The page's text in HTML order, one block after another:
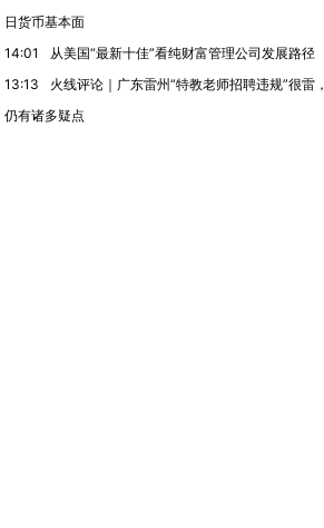
日货币基本面
14:01
从美国“最新十佳”看纯财富管理公司发展路径
13:13
火线评论｜广东雷州“特教老师招聘违规”很雷，
仍有诸多疑点